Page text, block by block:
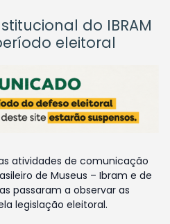
do IBRAM
eleitoral
atividades de comunicação
de Museus – Ibram e de
passaram a observar as
legislação eleitoral.